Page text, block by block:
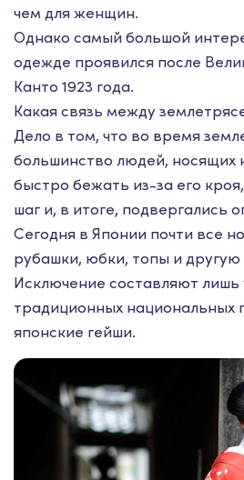
чем для женщин.
Однако самый большой
одежде проявился после
Канто 1923 года.
Какая связь между
Дело в том, что во время
большинство людей, носящих
быстро бежать из-за его
шаг и, в итоге, подвергались
Сегодня в Японии почти все
рубашки, юбки, топы и
Исключение составляют лишь
традиционных национальных
японские гейши.